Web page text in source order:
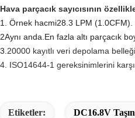
Hava parçacık sayıcısının
1. Örnek hacmi28.3 LPM (1.0CFM)
2Aynı anda. En fazla altı parçacık
3. 20000 kayıtlı veri depolama belleği
4. ISO14644-1 gereksinimlerini
Etiketler: DC16.8V